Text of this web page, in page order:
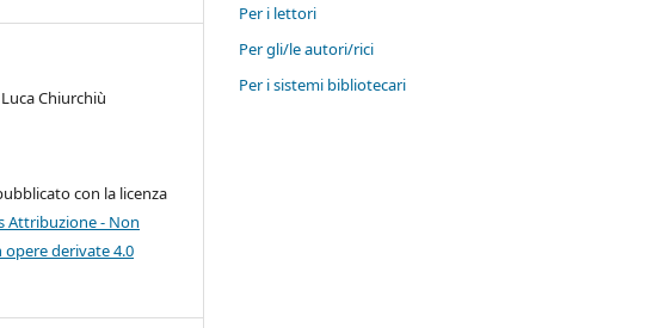
Chiurchiù
con la licenza
Attribuzione - Non
derivate 4.0
Per i lettori
Per gli/le autori/rici
Per i sistemi bibliotecari